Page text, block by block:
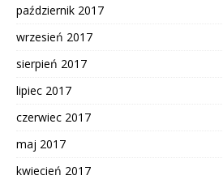
październik 2017
wrzesień 2017
sierpień 2017
lipiec 2017
czerwiec 2017
maj 2017
kwiecień 2017